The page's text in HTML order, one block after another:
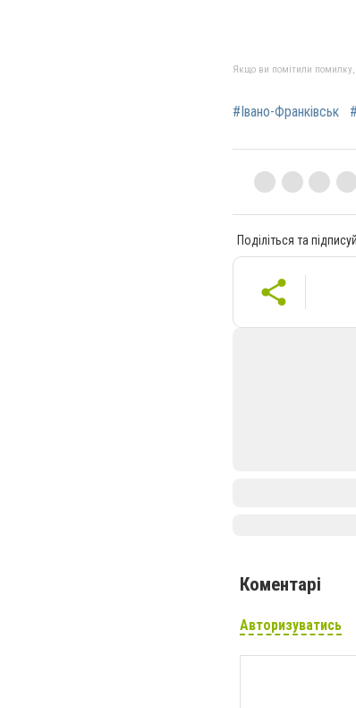
Якщо ви помітили помилку,
#Івано-Франківськ
Поділіться та
Коментарі
Авторизуватись